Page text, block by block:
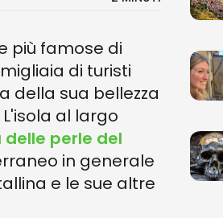
più famose di
di turisti
della sua bellezza
al largo
delle perle del
in generale
e le sue altre